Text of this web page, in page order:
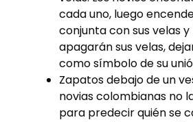
cada uno, luego
conjunta con sus velas y
apagarán sus velas,
como símbolo de su
Zapatos debajo de un
novias colombianas no
para predecir quién se